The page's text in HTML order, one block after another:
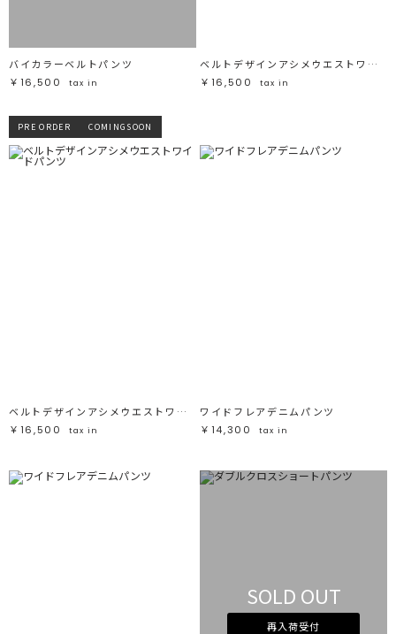
バイカラーベルトパンツ
￥16,500
tax in
ベルトデザインアシメウエストワイドパンツ
￥16,500
tax in
PRE ORDER COMINGSOON
ベルトデザインアシメウエストワイドパンツ
￥16,500
tax in
ワイドフレアデニムパンツ
￥14,300
tax in
SOLD OUT
再入荷受付